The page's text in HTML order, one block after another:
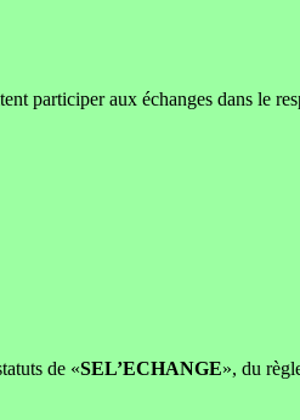
participer aux échanges dans le
de «SEL’ECHANGE», du